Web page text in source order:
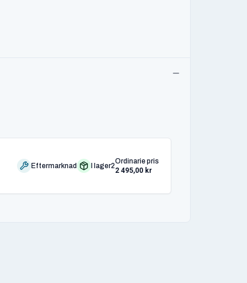
Eftermarknad I lager2
Ordinarie pris
2 495,00 kr